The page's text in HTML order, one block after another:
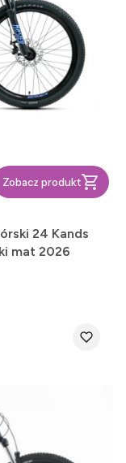
Zobacz produkt
24 Kands
mat 2026